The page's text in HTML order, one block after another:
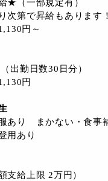
★（一部規定有）
次第で昇給もあります！
円～
出勤日数30日分）
円
あり まかない・食事
用あり
支給上限 2万円）